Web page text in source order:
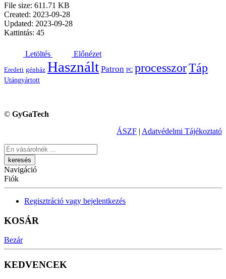
File size: 611.71 KB
Created: 2023-09-28
Updated: 2023-09-28
Kattintás: 45
Letöltés Előnézet
Eredeti gépház Használt Patron PC processzorTáp
Utángyártott
© GyGaTech
ÁSZF | Adatvédelmi Tájékoztató
Keresés
Navigáció
Fiók
Regisztráció vagy bejelentkezés
KOSÁR
Bezár
KEDVENCEK